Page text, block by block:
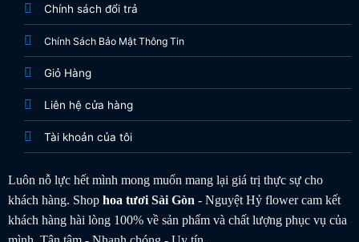
Chính sách đổi trả
Chính Sách Bảo Mật Thông Tin
Giỏ Hàng
Liên hệ cửa hàng
Tài khoản của tôi
Luôn nỗ lực hết mình mong muốn mang lại giá trị thực sự cho
khách hàng. Shop hoa tươiSài Gòn - Nguyệt Hỷ flower cam kết
khách hàng hài lòng 100% về sản phẩm và chất lượng phục vụ của